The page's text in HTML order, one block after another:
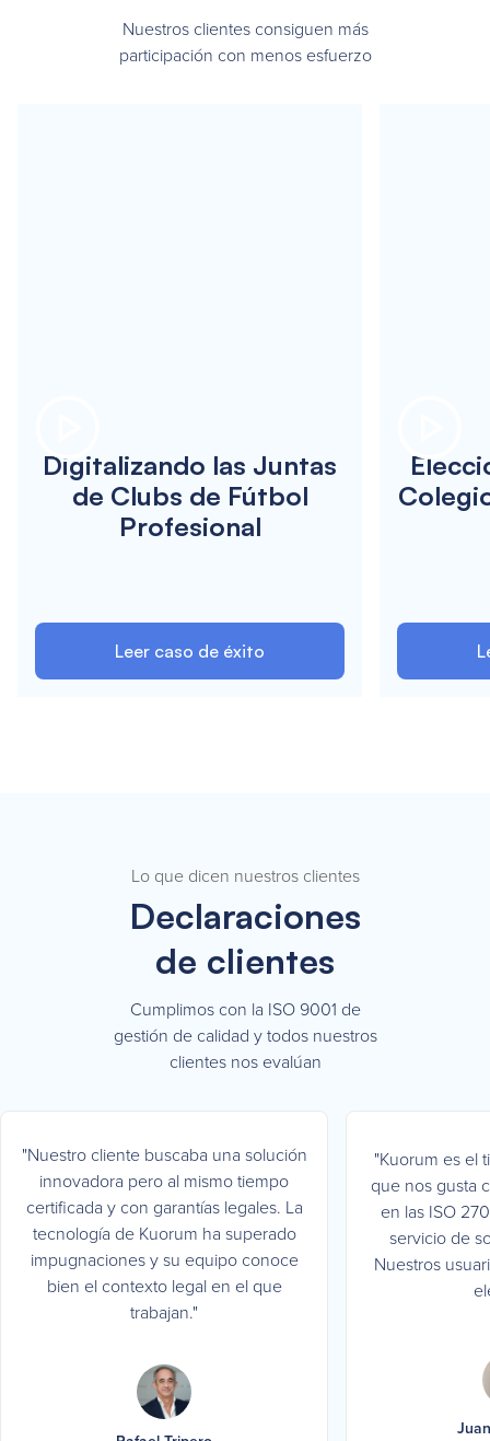
Nuestros clientes consiguen más
participación con menos esfuerzo
Digitalizando las Juntas
de Clubs de Fútbol
Profesional
Leer caso de éxito
Lo que dicen nuestros clientes
Declaraciones
de clientes
Cumplimos con la ISO 9001 de
gestión de calidad y todos nuestros
clientes nos evalúan
"Nuestro cliente buscaba una solución
innovadora pero al mismo tiempo
certificada y con garantías legales. La
tecnología de Kuorum ha superado
impugnaciones y su equipo conoce
bien el contexto legal en el que
trabajan."
"Kuorum es el
que nos gusta
en las ISO
servicio de
Nuestros